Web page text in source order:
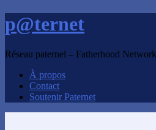
p@ternet
Réseau paternel – Fatherhood Network
À propos
Contact
Soutenir Paternet